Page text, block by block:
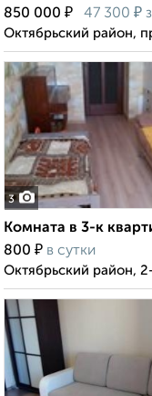
850 000 ₽ 47 300 ₽
Октябрьский район,
3
Комната в 3-к
800 ₽ в сутки
Октябрьский район,